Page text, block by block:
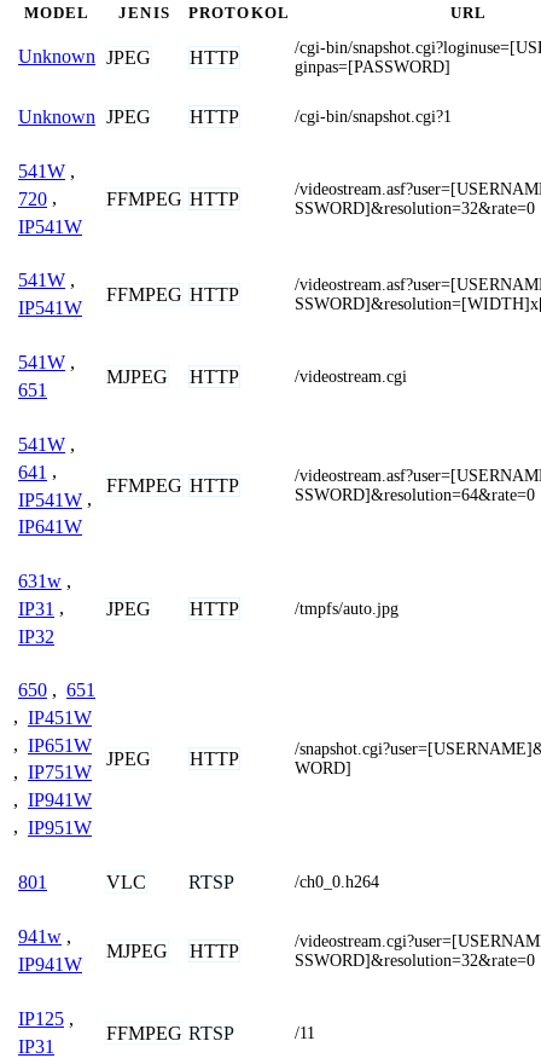
MODEL JENIS PROTOKOL URL
Unknown JPEG HTTP
/cgi-bin/
ginpas=[PASSWORD]
Unknown JPEG HTTP /cgi-bin/snapshot.cgi?1
541W ,
720 ,
IP541W
FFMPEG HTTP
/
SSWORD]&resolution=32&rate=0
541W ,
IP541W
FFMPEG HTTP
/
541W ,
651
MJPEG HTTP /videostream.cgi
541W ,
641 ,
IP541W ,
IP641W
FFMPEG HTTP
/
SSWORD]&resolution=64&rate=0
631w ,
IP31 ,
IP32
JPEG HTTP /tmpfs/auto.jpg
650 , 651
, IP451W
, IP651W
, IP751W
, IP941W
, IP951W
JPEG HTTP
/
WORD]
801 VLC RTSP /ch0_0.h264
941w ,
IP941W
MJPEG HTTP
/
SSWORD]&resolution=32&rate=0
IP125 ,
IP31
FFMPEG RTSP /11